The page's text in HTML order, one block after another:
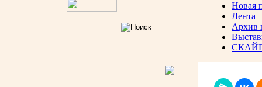
Новая
Лента
Архив